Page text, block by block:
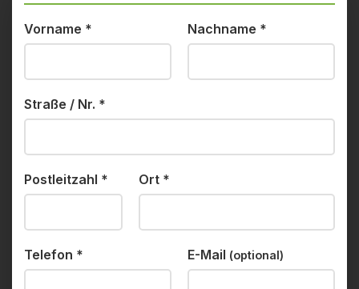
Vorname * Nachname *
Straße / Nr. *
Postleitzahl * Ort *
Telefon * E-Mail (optional)